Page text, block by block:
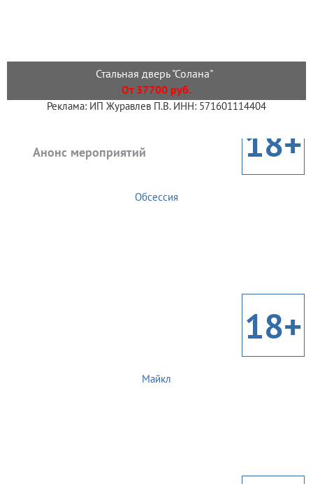
Стальная дверь "Солана"
От 37700 руб.
Реклама: ИП Журавлев П.В. ИНН: 571601114404
Анонс мероприятий 18+
Обсессия
18+
Майкл